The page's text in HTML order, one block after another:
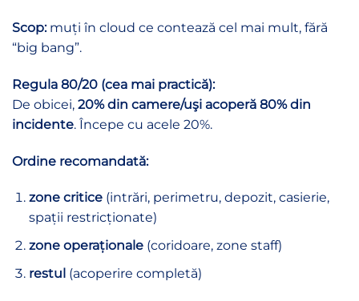
Scop:muți în cloud ce contează cel mai mult, fără
“big bang”.
Regula 80/20 (cea mai practică):
De obicei, 20% din camere/uşi acoperă 80% din
incidente. Începe cu acele 20%.
Ordine recomandată:
zone critice(intrări, perimetru, depozit, casierie,
spații restricționate)
zone operaționale(coridoare, zone staff)
restul(acoperire completă)